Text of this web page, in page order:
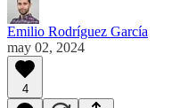
Emilio Rodríguez García
may 02, 2024
4